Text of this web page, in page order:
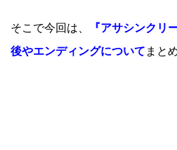
そこで今回は、
『アサシンクリ
後やエンディングについて まと